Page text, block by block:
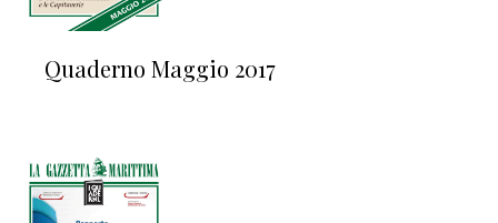
Quaderno Maggio 2017